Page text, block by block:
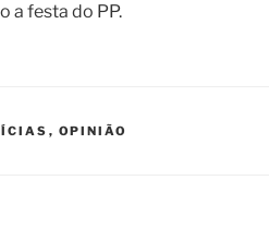
a festa do PP.
, OPINIÃO